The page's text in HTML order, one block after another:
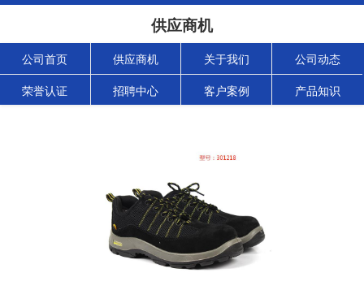
供应商机
公司首页 供应商机 关于我们 公司动态
荣誉认证 招聘中心 客户案例 产品知识